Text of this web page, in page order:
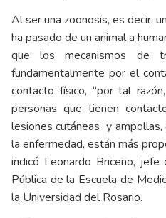
Al ser una zoonosis, es decir,
ha pasado de un animal a
que los mecanismos de
fundamentalmente por el
contacto físico, “por tal
personas que tienen
lesiones cutáneas y ampollas,
la enfermedad, están más
indicó Leonardo Briceño,
Pública de la Escuela de
la Universidad del Rosario.